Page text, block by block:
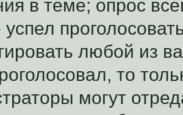
в теме; опрос
успел
любой из
то
могут